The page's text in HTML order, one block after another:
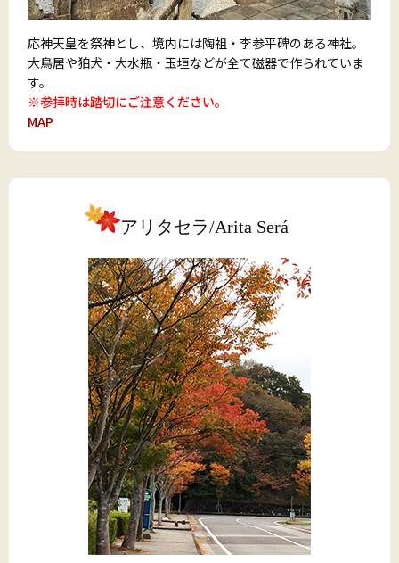
応神天皇を祭神とし、境内には陶祖・李参平碑のある神社。
大鳥居や狛犬・大水瓶・玉垣などが全て磁器で作られていま
す。
※参拝時は踏切にご注意ください。
MAP
アリタセラ/Arita Será